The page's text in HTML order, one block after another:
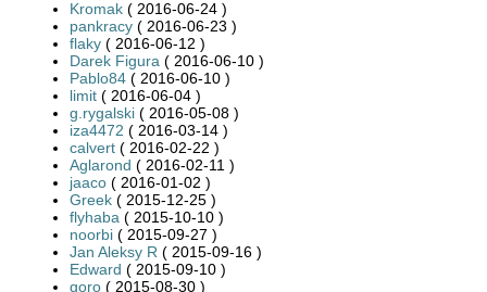
Kromak ( 2016-06-24 )
pankracy ( 2016-06-23 )
flaky ( 2016-06-12 )
Darek Figura ( 2016-06-10 )
Pablo84 ( 2016-06-10 )
limit ( 2016-06-04 )
g.rygalski ( 2016-05-08 )
iza4472 ( 2016-03-14 )
calvert ( 2016-02-22 )
Aglarond ( 2016-02-11 )
jaaco ( 2016-01-02 )
Greek ( 2015-12-25 )
flyhaba ( 2015-10-10 )
noorbi ( 2015-09-27 )
Jan Aleksy R ( 2015-09-16 )
Edward ( 2015-09-10 )
goro ( 2015-08-30 )